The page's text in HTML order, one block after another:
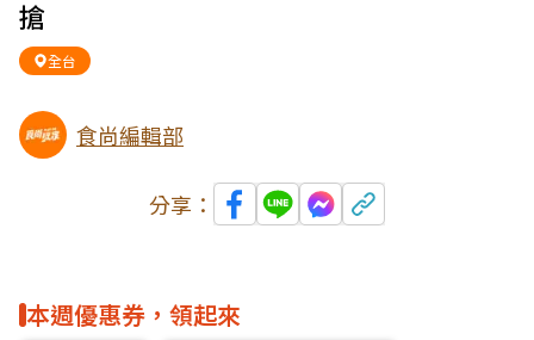
搶
全台
食尚編輯部
分享：
本週優惠券，領起來